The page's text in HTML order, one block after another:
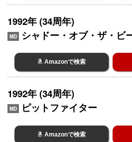
1992年 (34周年)
MD シャドー・オブ・ザ・ビ
Amazonで検索
1992年 (34周年)
MD ピットファイター
Amazonで検索